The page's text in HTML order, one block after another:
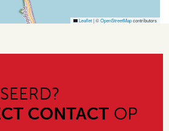
Leaflet|©OpenStreetMapcontributors
CONTACT OP